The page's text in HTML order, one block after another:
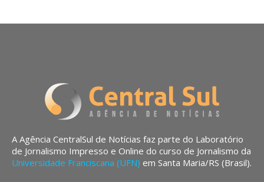
A Agência CentralSul de Notícias faz parte do Laboratório
de Jornalismo Impresso e Online do curso de Jornalismo da
Universidade Franciscana (UFN) em Santa Maria/RS (Brasil).